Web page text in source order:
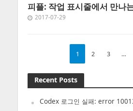
피플: 작업 표시줄에서 만나
2017-07-29
1 2 3 …
Recent Posts
Codex 로그인 실패: error